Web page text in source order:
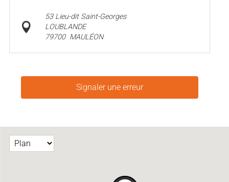
53 Lieu-dit Saint-Georges
LOUBLANDE
79700 MAULÉON
Signaler une erreur